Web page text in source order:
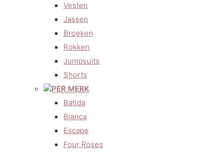
Vesten
Jassen
Broeken
Rokken
Jumpsuits
Shorts
PER MERK
Batida
Bianca
Escape
Four Roses